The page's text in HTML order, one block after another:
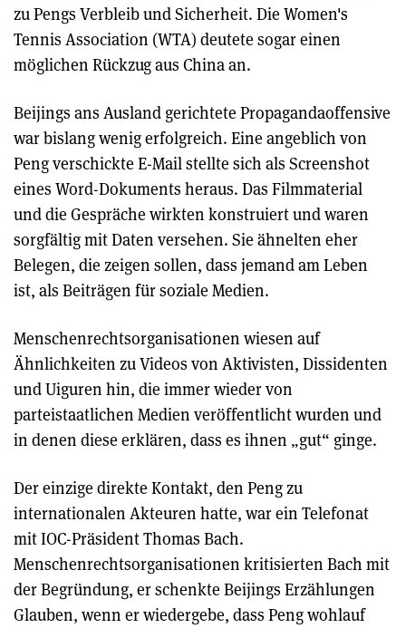
zu Pengs Verbleib und Sicherheit. Die Women's
Tennis Association (WTA) deutete sogar einen
möglichen Rückzug aus China an.
Beijings ans Ausland gerichtete Propagandaoffensive
war bislang wenig erfolgreich. Eine angeblich von
Peng verschickte E-Mail stellte sich als Screenshot
eines Word-Dokuments heraus. Das Filmmaterial
und die Gespräche wirkten konstruiert und waren
sorgfältig mit Daten versehen. Sie ähnelten eher
Belegen, die zeigen sollen, dass jemand am Leben
ist, als Beiträgen für soziale Medien.
Menschenrechtsorganisationen wiesen auf
Ähnlichkeiten zu Videos von Aktivisten, Dissidenten
und Uiguren hin, die immer wieder von
parteistaatlichen Medien veröffentlicht wurden und
in denen diese erklären, dass es ihnen „gut“ ginge.
Der einzige direkte Kontakt, den Peng zu
internationalen Akteuren hatte, war ein Telefonat
mit IOC-Präsident Thomas Bach.
Menschenrechtsorganisationen kritisierten Bach mit
der Begründung, er schenkte Beijings Erzählungen
Glauben, wenn er wiedergebe, dass Peng wohlauf